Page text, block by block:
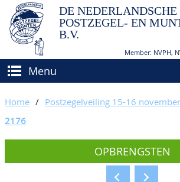
DE NEDERLANDSCHE
POSTZEGEL- EN
B.V.
Member: NVPH,
Menu
(VER)KOPEN
Hoe verkopen?
Hoe kopen?
BIEDEN
TAXATIES
Home / Postzegelveiling 15-16
2176
OPBRENGSTEN